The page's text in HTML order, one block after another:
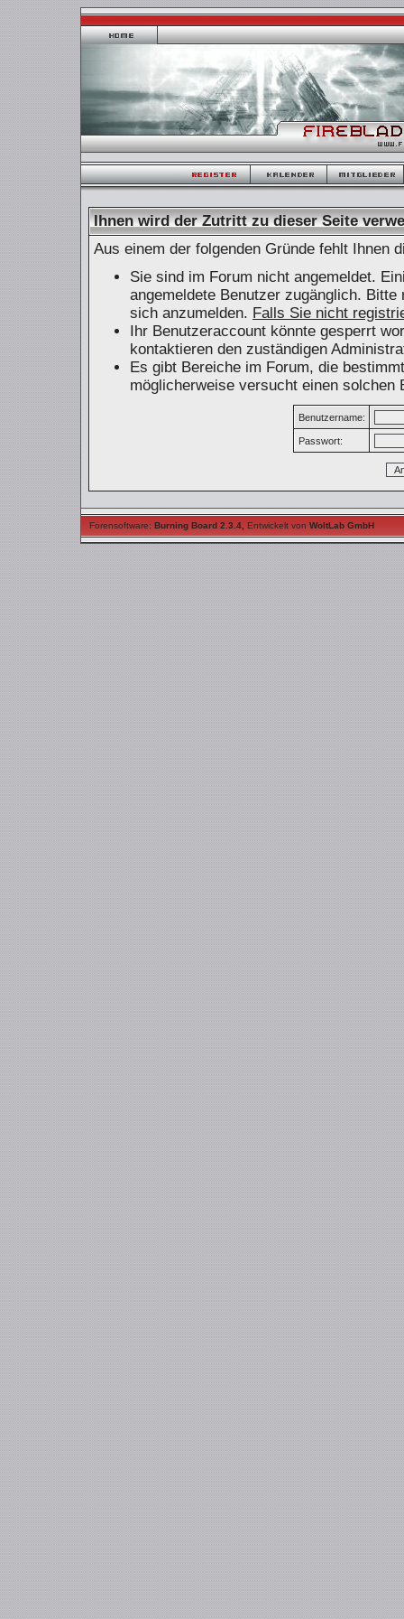
Ihnen wird der Zutritt zu dieser Seite
Aus einem der folgenden Gründe fehlt Ihnen
Sie sind im Forum nicht angemeldet.
angemeldete Benutzer zugänglich.
sich anzumelden. Falls Sie nicht
Ihr Benutzeraccount könnte gesperrt
kontaktieren den zuständigen
Es gibt Bereiche im Forum, die
möglicherweise versucht einen solchen
Benutzername:
Passwort:
Forensoftware: Burning Board 2.3.4 Entwickelt von WoltLab GmbH